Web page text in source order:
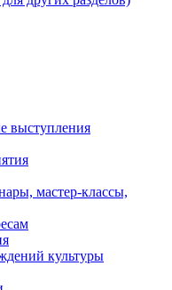
выступления
мастер-классы,
культуры